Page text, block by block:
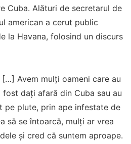
Cuba. Alături de secretarul de
american a cerut public
la Havana, folosind un discurs
[…] Avem mulţi oameni care au
daţi afară din Cuba sau au
pe plute, prin ape infestate de
să se întoarcă, mulţi ar vrea
şi cred că suntem aproape.